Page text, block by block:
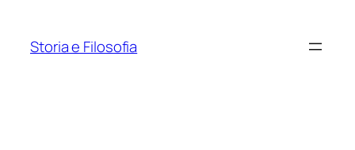
contenuto
Storia e Filosofia